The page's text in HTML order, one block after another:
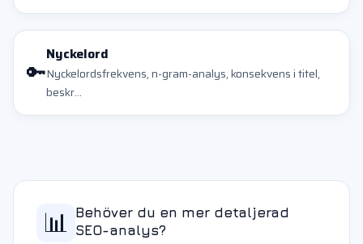
🔑
Nyckelord
Nyckelordsfrekvens, n-gram-analys, konsekvens i titel,
beskr...
📊 Behöver du en mer detaljerad
SEO-analys?